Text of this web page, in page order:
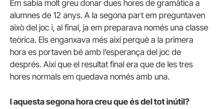
Em sabia molt greu donar dues hores de gramàtica a
alumnes de 12 anys. A la segona part em preguntaven
això del joc i, al final, ja em preparava només una classe
teòrica. Els enganxava més així perquè a la primera
hora es portaven bé amb l’esperança del joc de
després. Així que el resultat final era que de les tres
hores normals em quedava només amb una.
I aquesta segona hora creu que és del tot inútil?